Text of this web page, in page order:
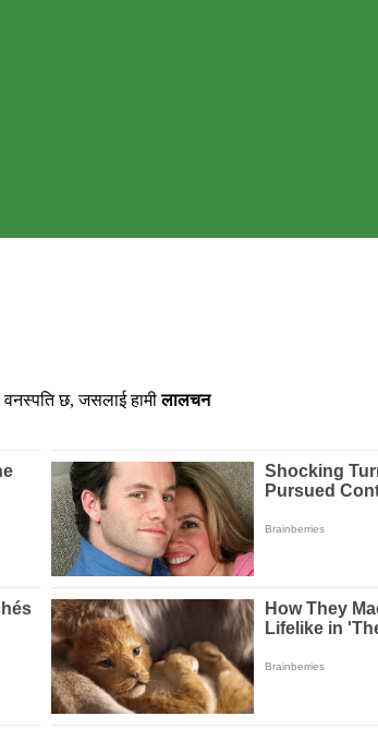
वनस्पति छ, जसलाई हामीलालचन